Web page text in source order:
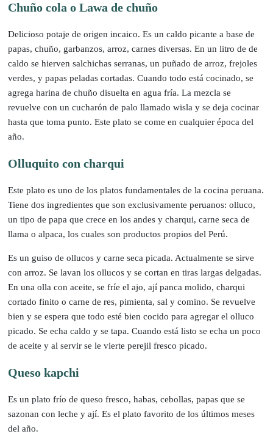
Chuño cola o Lawa de chuño
Delicioso potaje de origen incaico. Es un caldo picante a base de
papas, chuño, garbanzos, arroz, carnes diversas. En un litro de de
caldo se hierven salchichas serranas, un puñado de arroz, frejoles
verdes, y papas peladas cortadas. Cuando todo está cocinado, se
agrega harina de chuño disuelta en agua fría. La mezcla se
revuelve con un cucharón de palo llamado wisla y se deja cocinar
hasta que toma punto. Este plato se come en cualquier época del
año.
Olluquito con charqui
Este plato es uno de los platos fundamentales de la cocina peruana.
Tiene dos ingredientes que son exclusivamente peruanos: olluco,
un tipo de papa que crece en los andes y charqui, carne seca de
llama o alpaca, los cuales son productos propios del Perú.
Es un guiso de ollucos y carne seca picada. Actualmente se sirve
con arroz. Se lavan los ollucos y se cortan en tiras largas delgadas.
En una olla con aceite, se fríe el ajo, ají panca molido, charqui
cortado finito o carne de res, pimienta, sal y comino. Se revuelve
bien y se espera que todo esté bien cocido para agregar el olluco
picado. Se echa caldo y se tapa. Cuando está listo se echa un poco
de aceite y al servir se le vierte perejil fresco picado.
Queso kapchi
Es un plato frío de queso fresco, habas, cebollas, papas que se
sazonan con leche y ají. Es el plato favorito de los últimos meses
del año.